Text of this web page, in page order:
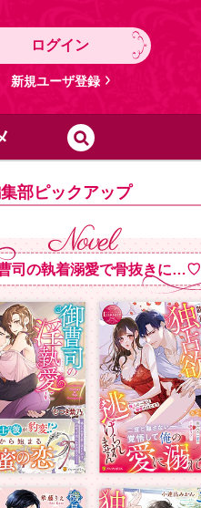
ログイン
新規ユーザ登録
部ピックアップ
司の執着溺愛で骨抜きに…♡